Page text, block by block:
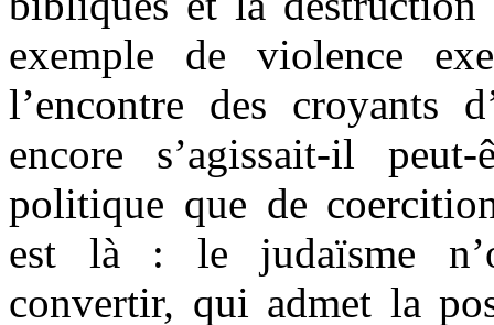
exemple de violence
l’encontre des croyants
encore s’agissait-il
politique que de
est là : le judaïsme
convertir, qui admet la